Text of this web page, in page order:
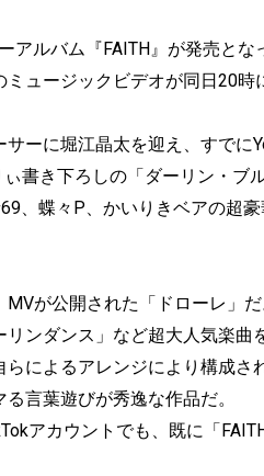
アルバム『FAITH』が発売とな
ュージックビデオが同日20時
ーに堀江晶太を迎え、すでに
書き下ろしの「ダーリン・ブ
、蝶々P、かいりきベアの超
が公開された「ドローレ」だ
ンダンス」など超大人気楽
によるアレンジにより構成
言葉遊びが秀逸な作品だ。
アカウントでも、既に「